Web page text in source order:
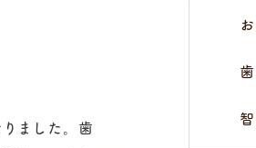
ました。歯